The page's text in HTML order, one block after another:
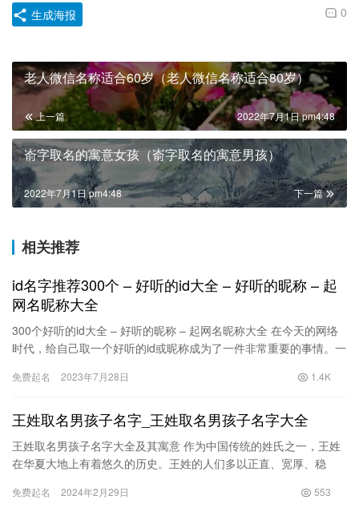
0
生成海报
老人微信名称适合60岁（老人微信名称适合80岁）
上一篇 2022年7月1日 pm4:48
嵛字取名的寓意女孩（嵛字取名的寓意男孩）
下一篇
2022年7月1日 pm4:48
相关推荐
id名字推荐300个 – 好听的id大全 – 好听的昵称 – 起
网名昵称大全
300个好听的id大全 – 好听的昵称 – 起网名昵称大全 在今天的网络
时代，给自己取一个好听的id或昵称成为了一件非常重要的事情。一
免费起名 2023年7月28日 1.4K
王姓取名男孩子名字_王姓取名男孩子名字大全
王姓取名男孩子名字大全及其寓意 作为中国传统的姓氏之一，王姓
在华夏大地上有着悠久的历史。王姓的人们多以正直、宽厚、稳
传承了…
免费起名 2024年2月29日 553